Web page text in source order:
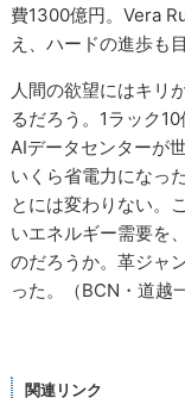
費1300億円。Vera
え、ハードの進歩も
人間の欲望にはキリ
るだろう。1ラック
AIデータセンターが
いくら省電力になっ
とには変わりない。
いエネルギー需要を
のだろうか。革ジャ
った。（BCN・道越
関連リンク